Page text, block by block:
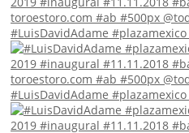
#LuisDavidAdame
#LuisDavidAdame